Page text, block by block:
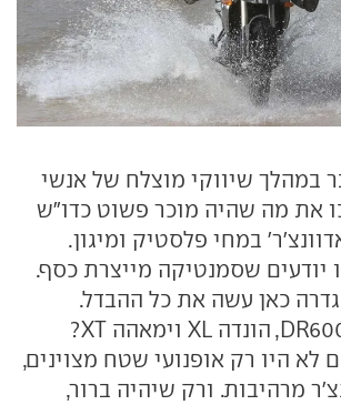
במהלך שיווקי מוצלח של אנשי
את מה שהיה מוכר פשוט כדו"ש
במחי פלסטיק ומיגון.
יודעים שסמנטיקה מייצרת כסף.
כאן עשה את כל ההבדל.
זוכרים סוזוקי DR600, הונדה XL וימאהה XT?
לא היו רק אופנועי שטח מצוינים,
מרהיבות. ורק שיהיה ברור,